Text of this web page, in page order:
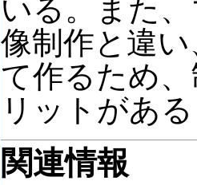
いる。また
像制作と違
て作るため
リットがあ
関連情報